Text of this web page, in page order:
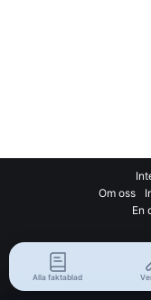
Om oss
En
Alla faktablad